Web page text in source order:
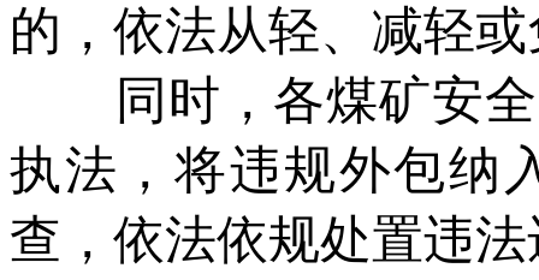
的，依法从轻、减轻
同时，各煤矿安全
执法，将违规外包纳
查，依法依规处置违